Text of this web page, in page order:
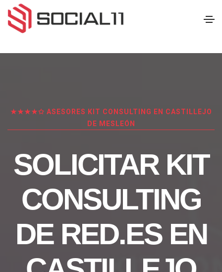
★★★★✩ ASESORES KIT CONSULTING EN CASTILLEJO
DE MESLEÓN
SOLICITAR KIT
CONSULTING
DE RED.ES EN